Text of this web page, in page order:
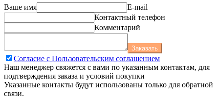
Ваше имя
E-mail
Контактный телефон
Комментарий
Заказать
Согласие с Пользовательским соглашением
Наш менеджер свяжется с вами по указанным контактам, для
подтверждения заказа и условий покупки
Указанные контакты будут использованы только для обратной
связи.